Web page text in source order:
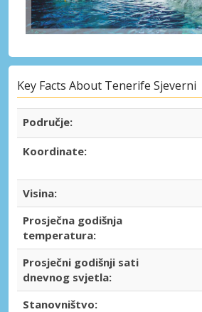
Key Facts About Tenerife Sjeverni
Područje:
Koordinate:
Visina:
Prosječna godišnja
temperatura:
Prosječni godišnji sati
dnevnog svjetla:
Stanovništvo: